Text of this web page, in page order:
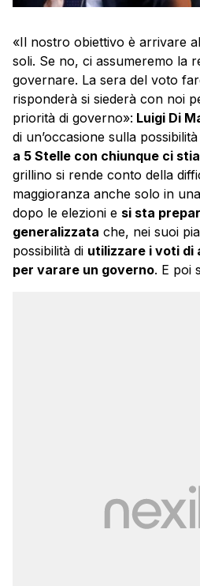
«Il nostro obiettivo è arrivare
soli. Se no, ci assumeremo la
governare. La sera del voto
risponderà si siederà con noi
priorità di governo»: Luigi Di
di un’occasione sulla
a 5 Stelle con chiunque ci stia
grillino si rende conto della
maggioranza anche solo in
dopo le elezioni e si sta
generalizzata che, nei suoi
possibilità di utilizzare i voti
per varare un governo. E poi